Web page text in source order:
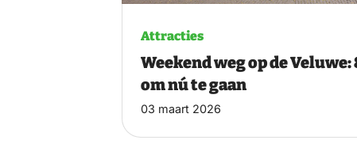
Attracties
Weekend weg op de
om nú te gaan
03 maart 2026